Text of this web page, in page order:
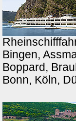
Bingen,
Boppard,
Bonn, Köln,